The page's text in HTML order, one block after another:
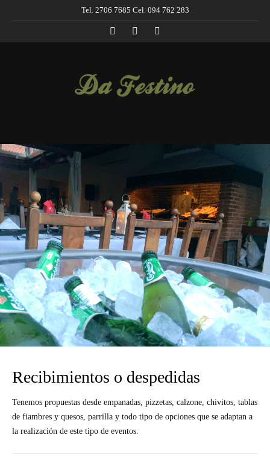
Tel. 2706 7685 Cel. 094 762 283
Recibimientos o despedidas
Tenemos propuestas desde empanadas, pizzetas, calzone, chivitos, tablas
de fiambres y quesos, parrilla y todo tipo de opciones que se adaptan a
la realización de este tipo de eventos.